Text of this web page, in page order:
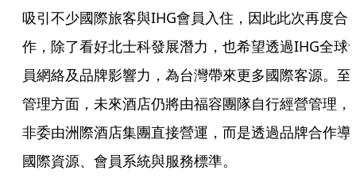
吸引不少國際旅客與IHG會員入住，因此此次再度合
作，除了看好北士科發展潛力，也希望透過IHG全球
員網絡及品牌影響力，為台灣帶來更多國際客源。至
管理方面，未來酒店仍將由福容團隊自行經營管理，
非委由洲際酒店集團直接營運，而是透過品牌合作導
國際資源、會員系統與服務標準。